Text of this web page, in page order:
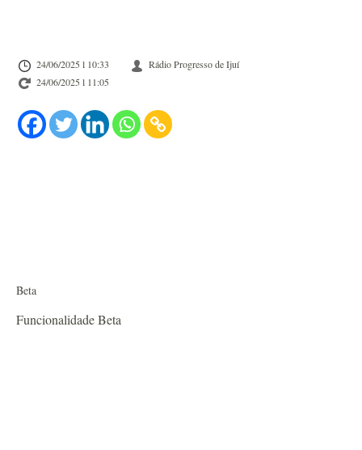
24/06/2025 l 10:33
Rádio Progresso de Ijuí
24/06/2025 l 11:05
Beta
Funcionalidade Beta